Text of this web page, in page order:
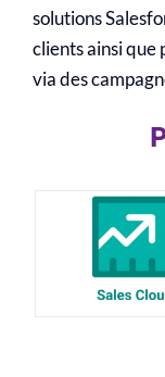
solutions
clients ainsi que
via des